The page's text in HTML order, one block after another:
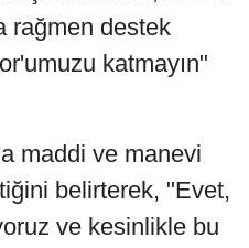
rağmen destek
katmayın"
maddi ve manevi
belirterek, "Evet,
ve kesinlikle bu